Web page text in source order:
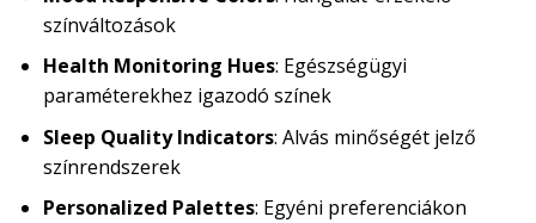
színváltozások
Health Monitoring Hues: Egészségügyi
paraméterekhez igazodó színek
Sleep Quality Indicators: Alvás minőségét jelző
színrendszerek
Personalized Palettes: Egyéni preferenciákon